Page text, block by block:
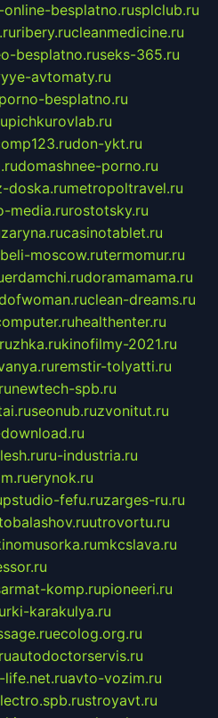
besplatno.rusplclub.ru
ribery.rucleanmedicine.ru
besplatno.ruseks-365.ru
avtomaty.ru
besplatno.ru
pichkurovlab.ru
don-ykt.ru
domashnee-porno.ru
doska.rumetropoltravel.ru
media.rurostotsky.ru
zaryna.rucasinotablet.ru
moscow.rutermomur.ru
erdamchi.rudoramamama.ru
clean-dreams.ru
healthenter.ru
kinofilmy-2021.ru
remstir-tolyatti.ru
newtech-spb.ru
seonub.ruzvonitut.ru
ru-industria.ru
erynok.ru
fefu.ruzarges-ru.ru
utrovortu.ru
mkcslava.ru
komp.rupioneeri.ru
karakulya.ru
ecolog.org.ru
autodoctorservis.ru
life.net.ruavto-vozim.ru
stroyavt.ru